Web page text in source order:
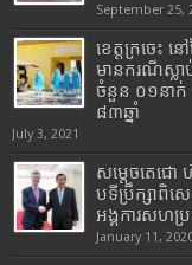
September 25,
ខេត្តក្រចេះ ន
មានករណីស្ល
ចំនួន ០១នាក់
៨៣ឆ្នាំ
July 3, 2021
សម្តេចតេជ
បទីប្រឹក្សាពិស
អង្គការសហប្រ
January 11,